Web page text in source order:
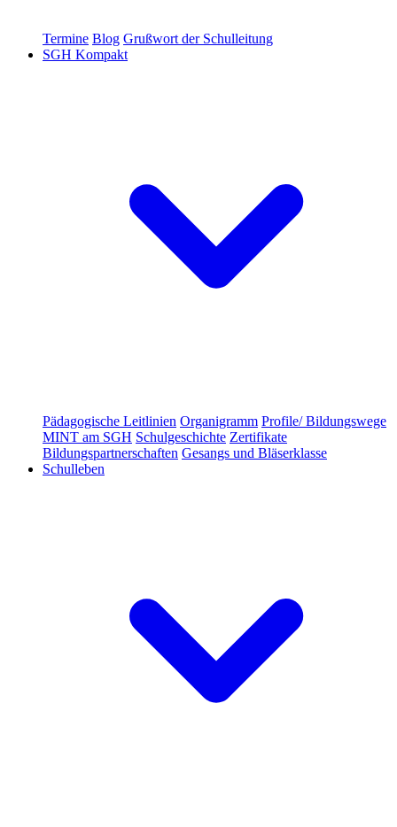
Termine Blog Grußwort der Schulleitung
SGH Kompakt
Pädagogische Leitlinien Organigramm Profile/ Bildungswege
MINT am SGH Schulgeschichte Zertifikate
Bildungspartnerschaften Gesangs und Bläserklasse
Schulleben